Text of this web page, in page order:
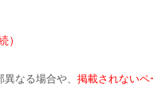
）
なる場合や、 掲載されない